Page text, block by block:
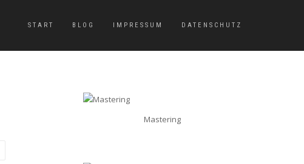
START BLOG IMPRESSUM DATENSCHUTZ
Mastering